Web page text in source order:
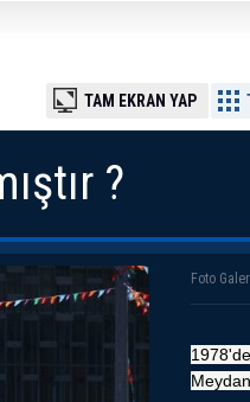
TAM EKRAN YAP
?
Foto